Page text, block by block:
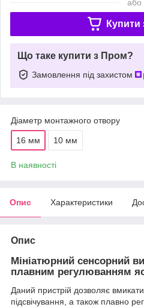
або
Купити
Що таке купити з Пром?
Замовлення під захистом
Діаметр монтажного отвору
16 мм 10 мм
В наявності
Опис Характеристики
Опис
Мініатюрний сенсорний
плавним регулюванням
Даний пристрій дозволяє
підсвічування, а також плавно